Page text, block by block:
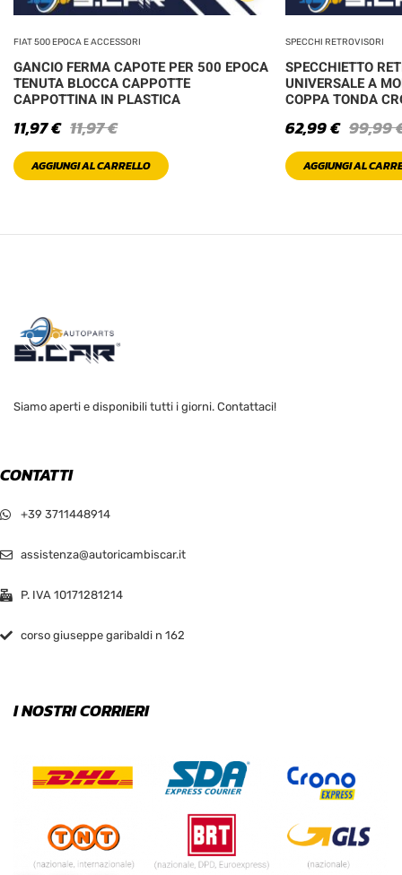
FIAT 500 EPOCA E ACCESSORI
GANCIO FERMA CAPOTE PER 500 EPOCA
TENUTA BLOCCA CAPPOTTE
CAPPOTTINA IN PLASTICA
11,97€
11,97€
AGGIUNGI AL CARRELLO
SPECCHI RETROVISORI
SPECCHIETTO
UNIVERSALE A
COPPA TONDA
99,99
62,99€
AGGIUNGI AL
Siamo aperti e disponibili tutti i giorni. Contattaci!
CONTATTI
+39 3711448914
assistenza@autoricambiscar.it
P. IVA 10171281214
corso giuseppe garibaldi n 162
I NOSTRI CORRIERI